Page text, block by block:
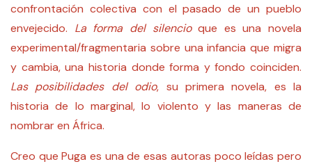
confrontación colectiva con el pasado de un pueblo
envejecido. La forma del silencioque es una novela
experimental/fragmentaria sobre una infancia que migra
y cambia, una historia donde forma y fondo coinciden.
Las posibilidades del odio, su primera novela, es la
historia de lo marginal, lo violento y las maneras de
nombrar en África.
Creo que Puga es una de esas autoras poco leídas pero